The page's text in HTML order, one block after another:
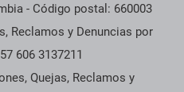
- Código postal: 660003
Reclamos y Denuncias por
606 3137211
Quejas, Reclamos y